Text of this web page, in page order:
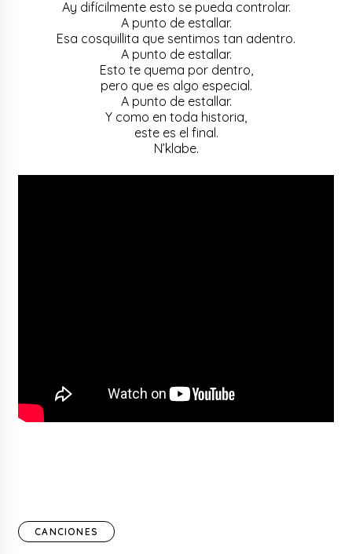
Ay difícilmente esto se pueda controlar.
A punto de estallar.
Esa cosquillita que sentimos tan adentro.
A punto de estallar.
Esto te quema por dentro,
pero que es algo especial.
A punto de estallar.
Y como en toda historia,
este es el final.
N’klabe.
CANCIONES